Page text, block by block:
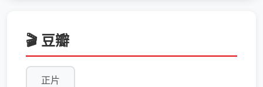
🎬 豆瓣
正片